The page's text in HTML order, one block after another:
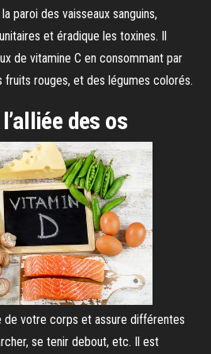
paroi des vaisseaux sanguins,
et éradique les toxines. Il
de vitamine C en consommant par
fruits rouges, et des légumes colorés.
des os
de votre corps et assure différentes
se tenir debout, etc. Il est